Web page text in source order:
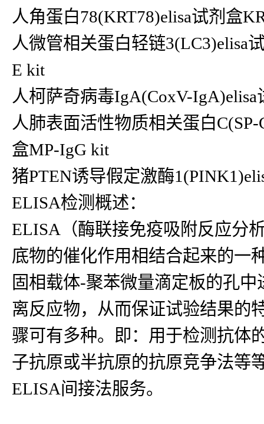
人角蛋白78(KRT78)elisa试剂盒
人微管相关蛋白轻链3(LC3)elisa
E kit
人柯萨奇病毒IgA(CoxV-
人肺表面活性物质相关蛋白
盒MP-IgG kit
猪PTEN诱导假定激酶
ELISA检测概述：
ELISA（酶联接免疫吸附反应分
底物的催化作用相结合起来的一
固相载体-聚苯微量滴定板的孔
离反应物，从而保证试验结果的
骤可有多种。即：用于检测抗体
子抗原或半抗原的抗原竞争法等
ELISA间接法服务。